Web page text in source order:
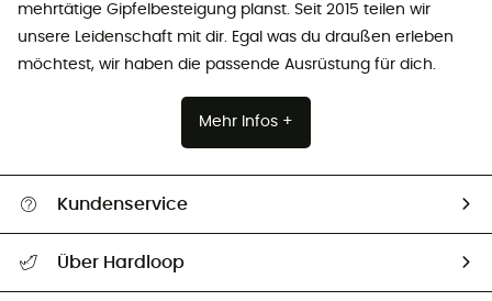
mehrtätige Gipfelbesteigung planst. Seit 2015 teilen wir
unsere Leidenschaft mit dir. Egal was du draußen erleben
möchtest, wir haben die passende Ausrüstung für dich.
Mehr Infos +
Kundenservice
Über Hardloop